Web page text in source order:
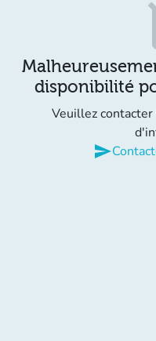
disponibilité
Veuillez
send